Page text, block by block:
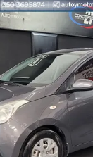
AÑADIR AL CARRITO